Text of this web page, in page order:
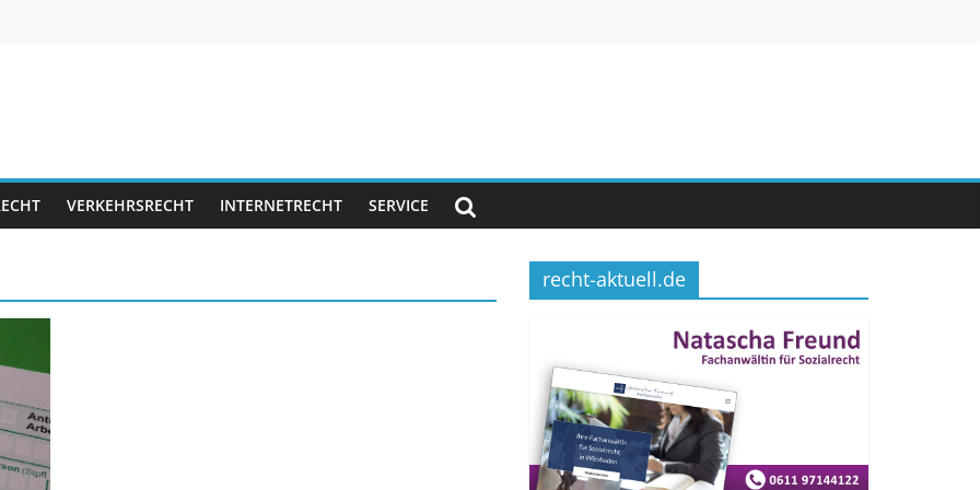
VERKEHRSRECHT INTERNETRECHT SERVICE
recht-aktuell.de